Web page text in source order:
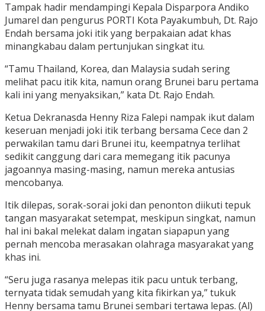
Tampak hadir mendampingi Kepala Disparpora Andiko
Jumarel dan pengurus PORTI Kota Payakumbuh, Dt. Rajo
Endah bersama joki itik yang berpakaian adat khas
minangkabau dalam pertunjukan singkat itu.
“Tamu Thailand, Korea, dan Malaysia sudah sering
melihat pacu itik kita, namun orang Brunei baru pertama
kali ini yang menyaksikan,” kata Dt. Rajo Endah.
Ketua Dekranasda Henny Riza Falepi nampak ikut dalam
keseruan menjadi joki itik terbang bersama Cece dan 2
perwakilan tamu dari Brunei itu, keempatnya terlihat
sedikit canggung dari cara memegang itik pacunya
jagoannya masing-masing, namun mereka antusias
mencobanya.
Itik dilepas, sorak-sorai joki dan penonton diikuti tepuk
tangan masyarakat setempat, meskipun singkat, namun
hal ini bakal melekat dalam ingatan siapapun yang
pernah mencoba merasakan olahraga masyarakat yang
khas ini.
“Seru juga rasanya melepas itik pacu untuk terbang,
ternyata tidak semudah yang kita fikirkan ya,” tukuk
Henny bersama tamu Brunei sembari tertawa lepas. (Al)